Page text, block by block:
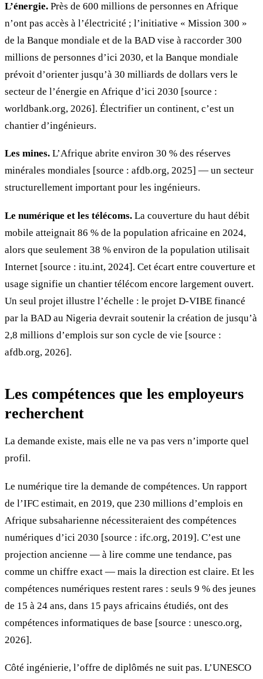
L’énergie. Près de 600 millions de personnes en Afrique
n’ont pas accès à l’électricité ; l’initiative « Mission 300 »
de la Banque mondiale et de la BAD vise à raccorder 300
millions de personnes d’ici 2030, et la Banque mondiale
prévoit d’orienter jusqu’à 30 milliards de dollars vers le
secteur de l’énergie en Afrique d’ici 2030 [source :
worldbank.org, 2026]. Électrifier un continent, c’est un
chantier d’ingénieurs.
Les mines. L’Afrique abrite environ 30 % des réserves
minérales mondiales [source : afdb.org, 2025] — un secteur
structurellement important pour les ingénieurs.
Le numérique et les télécoms. La couverture du haut débit
mobile atteignait 86 % de la population africaine en 2024,
alors que seulement 38 % environ de la population utilisait
Internet [source : itu.int, 2024]. Cet écart entre couverture et
usage signifie un chantier télécom encore largement ouvert.
Un seul projet illustre l’échelle : le projet D-VIBE financé
par la BAD au Nigeria devrait soutenir la création de jusqu’à
2,8 millions d’emplois sur son cycle de vie [source :
afdb.org, 2026].
Les compétences que les employeurs
recherchent
La demande existe, mais elle ne va pas vers n’importe quel
profil.
Le numérique tire la demande de compétences. Un rapport
de l’IFC estimait, en 2019, que 230 millions d’emplois en
Afrique subsaharienne nécessiteraient des compétences
numériques d’ici 2030 [source : ifc.org, 2019]. C’est une
projection ancienne — à lire comme une tendance, pas
comme un chiffre exact — mais la direction est claire. Et les
compétences numériques restent rares : seuls 9 % des jeunes
de 15 à 24 ans, dans 15 pays africains étudiés, ont des
compétences informatiques de base [source : unesco.org,
2026].
Côté ingénierie, l’offre de diplômés ne suit pas. L’UNESCO